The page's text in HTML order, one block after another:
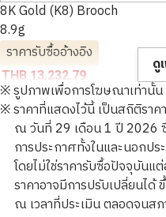
8K Gold (K8) Brooch
8.9g
ราคารับซื้ออ้างอิง
THB 13,232.79
ดู
※ รูปภาพเพื่อการโฆษณาเท่านั้น
※ ราคาที่แสดงไว้นี้ เป็นสถิติรา
ณ วันที่ 29 เดือน 1 ปี 2026
การประกาศทั้งในและนอกป
โดยไม่ใช่ราคารับซื้อปัจจุบันแต่
ราคาอาจมีการปรับเปลี่ยนไ
ณ เวลาที่ประเมิน ตลอดจน